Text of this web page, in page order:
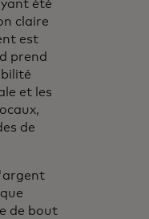
été
claire
est
prend
et les
de
de bout